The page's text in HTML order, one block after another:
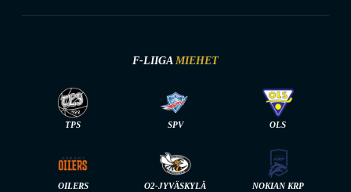
F-LIIGA MIEHET
TPS SPV OLS
OILERS O2-JYVÄSKYLÄ NOKIAN KRP